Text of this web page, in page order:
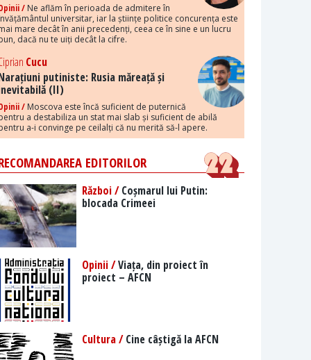
/ Ne aflăm în perioada de admitere în
universitar, iar la științe politice concurența este
mare decât în anii precedenți, ceea ce în sine e un lucru
dacă nu te uiți decât la cifre.
Cucu
putiniste: Rusia măreață și
(II)
/ Moscova este încă suficient de puternică
a destabiliza un stat mai slab și suficient de abilă
a-i convinge pe ceilalți că nu merită să-l apere.
EDITORILOR
Război /Coșmarul lui Putin:
blocada Crimeei
Opinii /Viața, din proiect în
proiect – AFCN
Cultura /Cine câștigă la AFCN